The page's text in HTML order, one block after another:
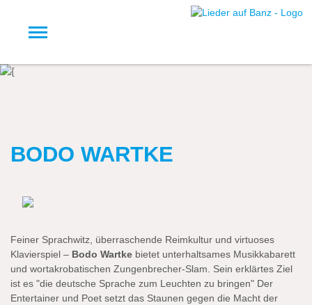
BODO WARTKE
Feiner Sprachwitz, überraschende Reimkultur und virtuoses
Klavierspiel – Bodo Wartke bietet unterhaltsames Musikkabarett
und wortakrobatischen Zungenbrecher-Slam. Sein erklärtes Ziel
ist es "die deutsche Sprache zum Leuchten zu bringen" Der
Entertainer und Poet setzt das Staunen gegen die Macht der